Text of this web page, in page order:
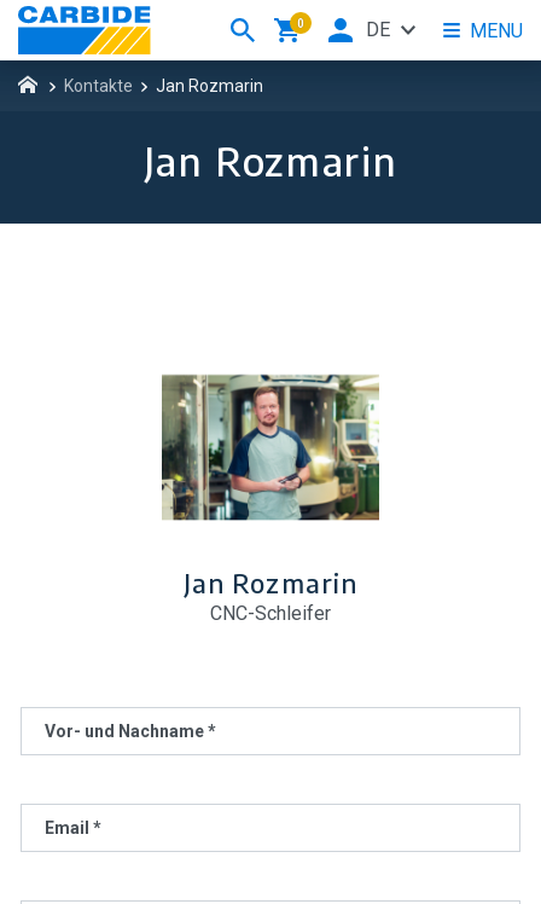
Kontakte Jan Rozmarin
Jan Rozmarin
Jan Rozmarin
CNC-Schleifer
Vor- und Nachname *
Email *
0 MENU
DE